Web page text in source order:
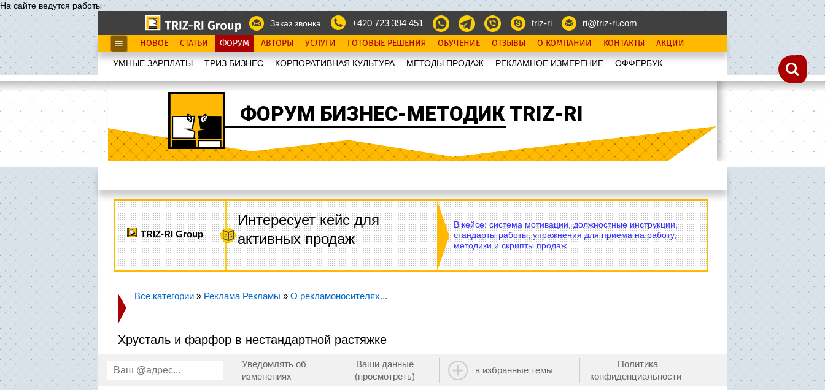
На сайте ведутся работы
Заказ звонка
+420 723 394 451 triz-ri ri@triz-ri.com
НОВОЕ СТАТЬИ ФОРУМ АВТОРЫ УСЛУГИ ГОТОВЫЕ РЕШЕНИЯ ОБУЧЕНИЕ ОТЗЫВЫ О КОМПАНИИ КОНТАКТЫ АКЦИИ
УМНЫЕ ЗАРПЛАТЫ ТРИЗ.БИЗНЕС КОРПОРАТИВНАЯ КУЛЬТУРА МЕТОДЫ ПРОДАЖ РЕКЛАМНОЕ ИЗМЕРЕНИЕ OФФЕРБУК
ФОРУМ БИЗНЕС-МЕТОДИК TRIZ-RI
TRIZ-RI Group
Интересует кейс для
активных продаж
В кейсе: система мотивации, должностные инструкции,
стандарты работы, упражнения для приема на работу,
методики и скрипты продаж
Все категории » Реклама Рекламы » О рекламоносителях...
Хрусталь и фарфор в нестандартной растяжке
Уведомлять об
изменениях
Ваши данные
(просмотреть)
в избранные темы
Политика
конфиденциальности